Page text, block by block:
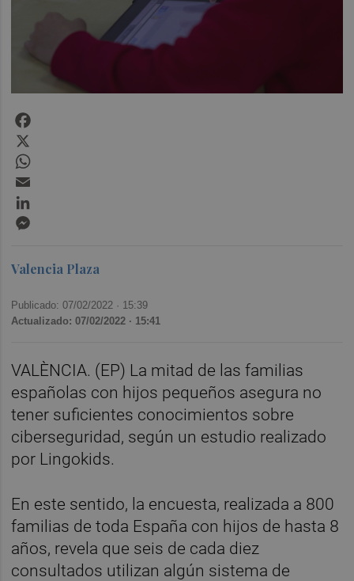
Valencia Plaza
Publicado: 07/02/2022 · 15:39
Actualizado: 07/02/2022 · 15:41
VALÈNCIA. (EP) La mitad de las familias
españolas con hijos pequeños asegura no
tener suficientes conocimientos sobre
ciberseguridad, según un estudio realizado
por Lingokids.
En este sentido, la encuesta, realizada a 800
familias de toda España con hijos de hasta 8
años, revela que seis de cada diez
consultados utilizan algún sistema de